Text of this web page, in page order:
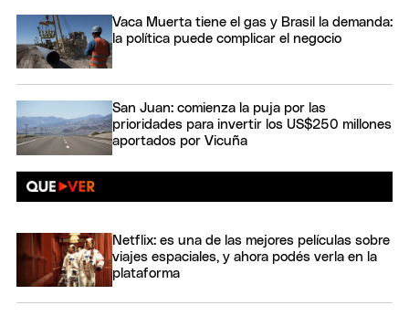
Vaca Muerta tiene el gas y Brasil la demanda:
la política puede complicar el negocio
San Juan: comienza la puja por las
prioridades para invertir los US$250 millones
aportados por Vicuña
Netflix: es una de las mejores películas sobre
viajes espaciales, y ahora podés verla en la
plataforma